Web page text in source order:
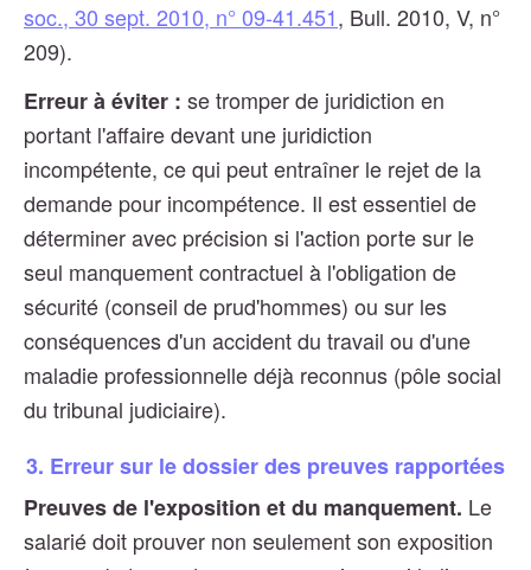
soc., 30 sept. 2010, n° 09-41.451, Bull. 2010, V, n°
209).
Erreur à éviter : se tromper de juridiction en
portant l'affaire devant une juridiction
incompétente, ce qui peut entraîner le rejet de la
demande pour incompétence. Il est essentiel de
déterminer avec précision si l'action porte sur le
seul manquement contractuel à l'obligation de
sécurité (conseil de prud'hommes) ou sur les
conséquences d'un accident du travail ou d'une
maladie professionnelle déjà reconnus (pôle social
du tribunal judiciaire).
3. Erreur sur le dossier des preuves rapportées
Preuves de l'exposition et du manquement. Le
salarié doit prouver non seulement son exposition